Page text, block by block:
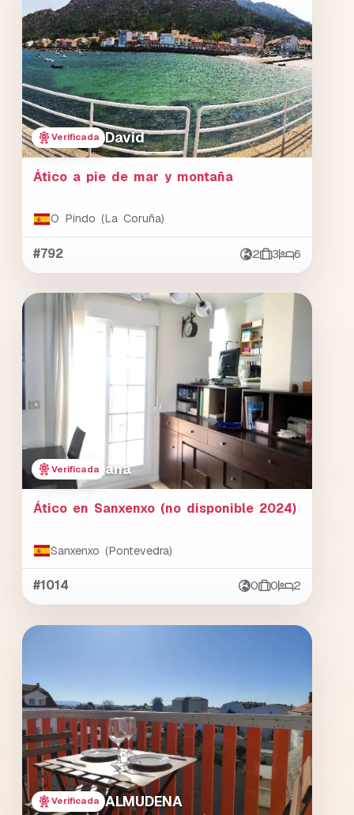
Verificada David
Ático a pie de mar y montaña
O Pindo (La Coruña)
#792 2 3 6
Verificada ana
Ático en Sanxenxo (no disponible 2024)
Sanxenxo (Pontevedra)
#1014 0 0 2
Verificada ALMUDENA